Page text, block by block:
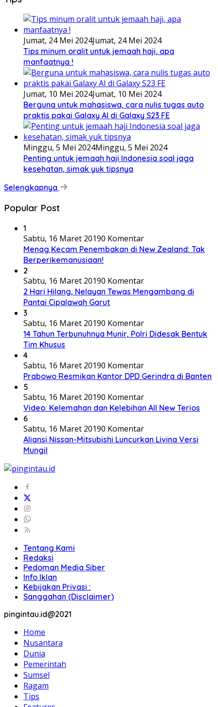
Jumat, 24 Mei 2024Jumat, 24 Mei 2024
Tips minum oralit untuk jemaah haji, apa
manfaatnya !
Jumat, 10 Mei 2024Jumat, 10 Mei 2024
Berguna untuk mahasiswa, cara nulis tugas auto
praktis pakai Galaxy AI di Galaxy S23 FE
Minggu, 5 Mei 2024Minggu, 5 Mei 2024
Penting untuk jemaah haji Indonesia soal jaga
kesehatan, simak yuk tipsnya
Selengkapnya
Popular Post
1
Sabtu, 16 Maret 20190 Komentar
Menag Kecam Penembakan di New Zealand: Tak
Berperikemanusiaan!
2
Sabtu, 16 Maret 20190 Komentar
2 Hari Hilang, Nelayan Tewas Mengambang di
Pantai Cipalawah Garut
3
Sabtu, 16 Maret 20190 Komentar
14 Tahun Terbunuhnya Munir, Polri Didesak Bentuk
Tim Khusus
4
Sabtu, 16 Maret 20190 Komentar
Prabowo Resmikan Kantor DPD Gerindra di Banten
5
Sabtu, 16 Maret 20190 Komentar
Video: Kelemahan dan Kelebihan All New Terios
6
Sabtu, 16 Maret 20190 Komentar
Aliansi Nissan-Mitsubishi Luncurkan Livina Versi
Mungil
Tentang Kami
Redaksi
Pedoman Media Siber
Info Iklan
Kebijakan Privasi :
Sanggahan (Disclaimer)
pingintau.id@2021
Home
Nusantara
Dunia
Pemerintah
Sumsel
Ragam
Tips